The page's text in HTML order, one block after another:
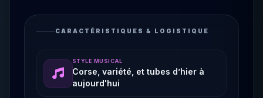
CARACTÉRISTIQUES & LOGISTIQUE
STYLE MUSICAL
Corse, variété, et tubes d’hier à
aujourd'hui